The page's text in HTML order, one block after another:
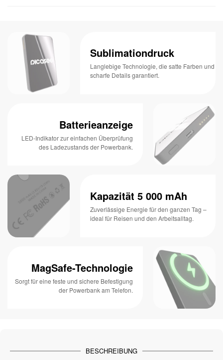
Sublimationdruck
Langlebige Technologie, die satte Farben und
scharfe Details garantiert.
Batterieanzeige
LED-Indikator zur einfachen Überprüfung
des Ladezustands der Powerbank.
Kapazität 5 000 mAh
Zuverlässige Energie für den ganzen Tag –
ideal für Reisen und den Arbeitsalltag.
MagSafe-Technologie
Sorgt für eine feste und sichere Befestigung
der Powerbank am Telefon.
BESCHREIBUNG